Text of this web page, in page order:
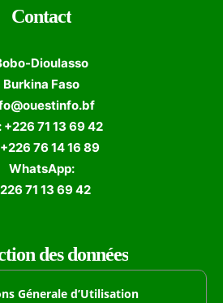
Contact
Dioulasso
Burkina Faso
+226 71 13 69 42
76 14 16 89
WhatsApp:
71 13 69 42
des données
Génerale d’Utilisation